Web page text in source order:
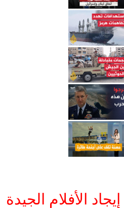
الأفلام الجيدة